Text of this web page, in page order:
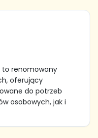
to renomowany
oferujący
do potrzeb
osobowych, jak i